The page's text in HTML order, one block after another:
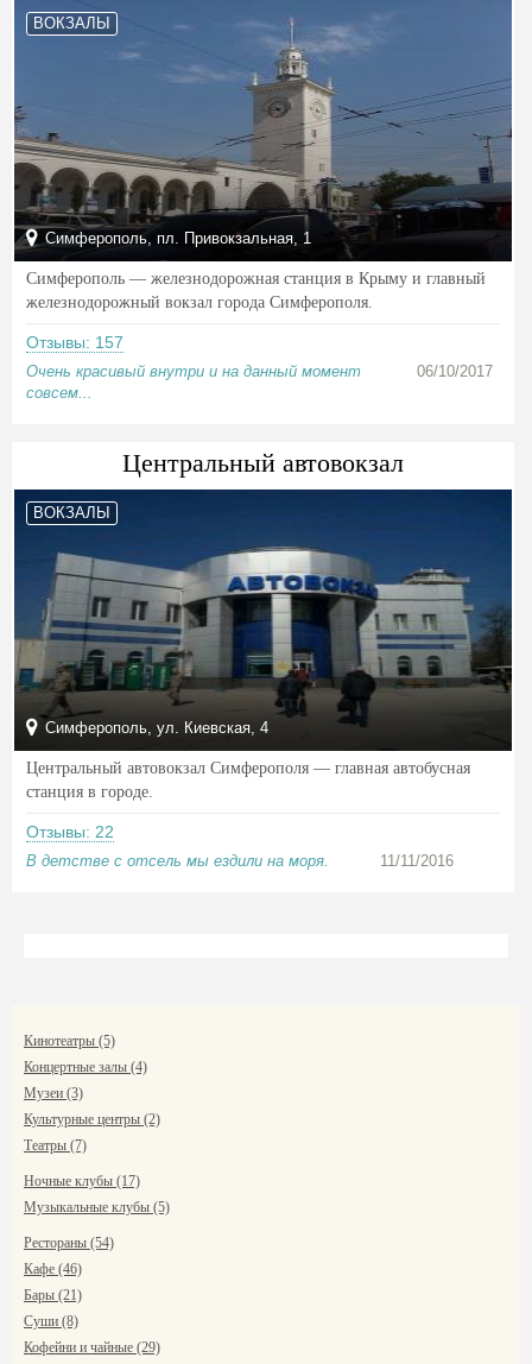
ВОКЗАЛЫ
Симферополь, пл. Привокзальная, 1
Симферополь — железнодорожная станция в Крыму и главный
железнодорожный вокзал города Симферополя.
Отзывы: 157
Очень красивый внутри и на данный момент
совсем...
06/10/2017
Центральный автовокзал
ВОКЗАЛЫ
Симферополь, ул. Киевская, 4
Центральный автовокзал Симферополя — главная автобусная
станция в городе.
Отзывы: 22
В детстве с отсель мы ездили на моря. 11/11/2016
Кинотеатры (5)
Концертные залы (4)
Музеи (3)
Культурные центры (2)
Театры (7)
Ночные клубы (17)
Музыкальные клубы (5)
Рестораны (54)
Кафе (46)
Бары (21)
Суши (8)
Кофейни и чайные (29)